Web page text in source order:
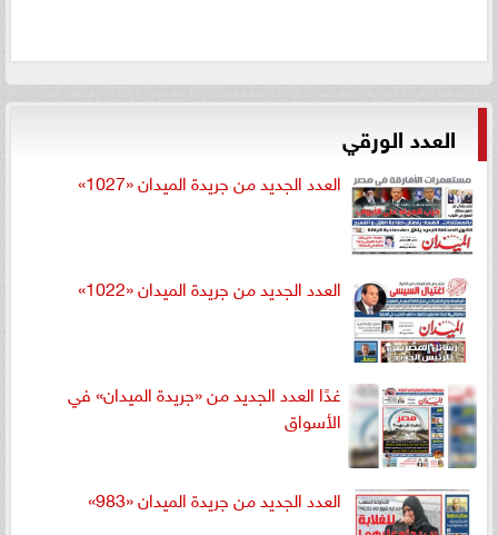
العدد الورقي
العدد الجديد من جريدة الميدان «1027»
العدد الجديد من جريدة الميدان «1022»
غدًا العدد الجديد من «جريدة الميدان» في
الأسواق
العدد الجديد من جريدة الميدان «983»